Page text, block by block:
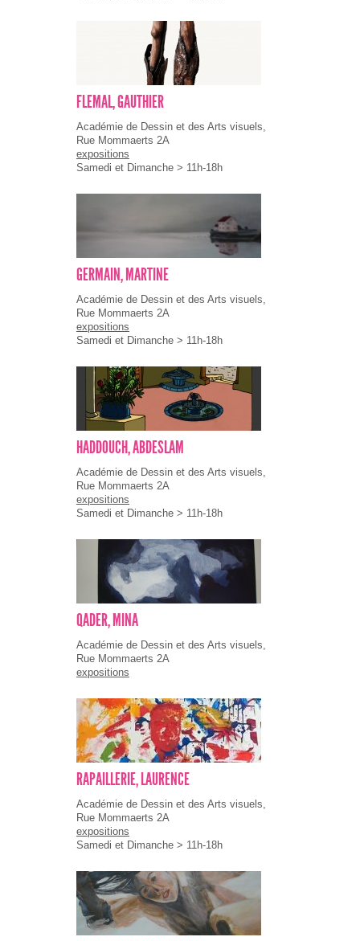
FLEMAL, GAUTHIER
Académie de Dessin et des Arts visuels,
Rue Mommaerts 2A
expositions
Samedi et Dimanche > 11h-18h
GERMAIN, MARTINE
Académie de Dessin et des Arts visuels,
Rue Mommaerts 2A
expositions
Samedi et Dimanche > 11h-18h
HADDOUCH, ABDESLAM
Académie de Dessin et des Arts visuels,
Rue Mommaerts 2A
expositions
Samedi et Dimanche > 11h-18h
QADER, MINA
Académie de Dessin et des Arts visuels,
Rue Mommaerts 2A
expositions
RAPAILLERIE, LAURENCE
Académie de Dessin et des Arts visuels,
Rue Mommaerts 2A
expositions
Samedi et Dimanche > 11h-18h